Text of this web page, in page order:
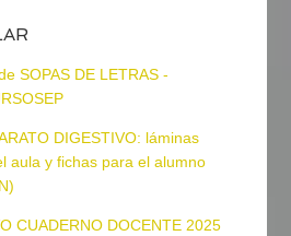
SOPAS DE LETRAS -
DIGESTIVO: láminas
aula y fichas para el alumno
CUADERNO DOCENTE 2025